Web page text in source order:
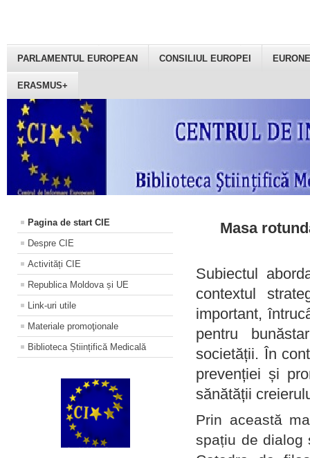
PARLAMENTUL EUROPEAN CONSILIUL EUROPEI
ERASMUS+
Pagina de start CIE
Despre CIE
Activități CIE
Republica Moldova și UE
Link-uri utile
Materiale promoţionale
Biblioteca Științifică Medicală
Masa
Subiectul
contextul
important,
pentru
societății. În
prevenției și
sănătății
Prin această
spațiu de dialog